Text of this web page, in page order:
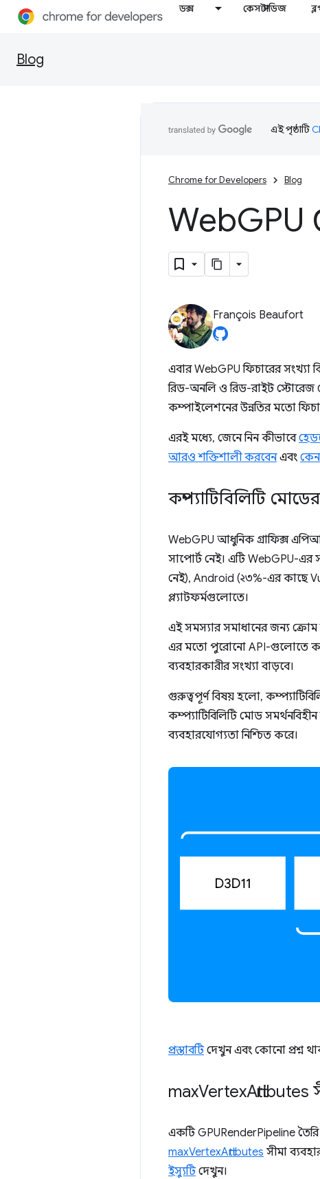
ডক্স কেস স্টাডিজ
Blog
এই পৃষ্ঠাটি
Chrome for Developers Blog
WebGPU
François Beaufort
এবার WebGPU ফিচারের সংখ্যা
রিড-অনলি ও রিড-রাইট স্টোরেজ
কম্পাইলেশনের উন্নতির মতো
এরই মধ্যে, জেনে নিন কীভাবে
আরও শক্তিশালী করবেনএবং কেন
কম্প্যাটিবিলিটি
WebGPU আধুনিক গ্রাফিক্স
সাপোর্ট নেই। এটি WebGPU-
নেই), Android (২৩%-এর কাছে
প্ল্যাটফর্মগুলোতে।
এই সমস্যার সমাধানের জন্য
এর মতো পুরোনো API-গুলোতে
ব্যবহারকারীর সংখ্যা বাড়বে।
গুরুত্বপূর্ণ বিষয় হলো,
কম্প্যাটিবিলিটি মোড
ব্যবহারযোগ্যতা নিশ্চিত করে।
প্রস্তাবটিদেখুন এবং কোনো প্রশ্ন
maxVertexAttributes
একটি GPURenderPipeline
maxVertexAttributes সীমা
ইস্যুটিদেখুন।